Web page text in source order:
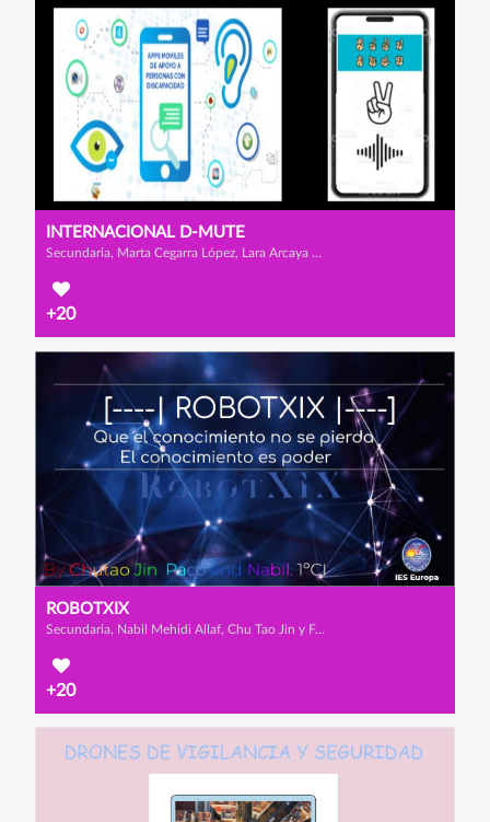
INTERNACIONAL D-MUTE
Secundaria, Marta Cegarra López, Lara Arcaya Brito y Alexandru Rares Iamendi
+20
ROBOTXIX
Secundaria, Nabil Mehidi Allaf, Chu Tao Jin y Francisco Castro Martínez
+20